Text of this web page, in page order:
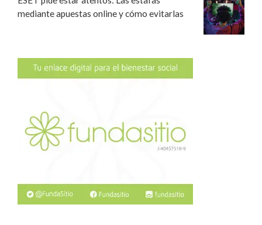
mediante apuestas online y cómo evitarlas